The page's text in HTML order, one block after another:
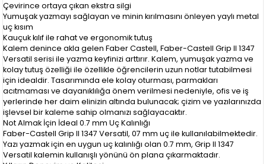
Çevirince ortaya çıkan ekstra silgi
Yumuşak yazmayı sağlayan ve minin kırılmasını önleyen yaylı metal
uç kısım
Kauçuk kılıf ile rahat ve ergonomik tutuş
Kalem denince akla gelen Faber Castell, Faber-Castell Grip II 1347
Versatil serisi ile yazma keyfinizi arttırır. Kalem, yumuşak yazma ve
kolay tutuş özelliği ile özellikle öğrencilerin uzun notlar tutabilmesi
için idealdir. Tasarımında ele kolay oturması, parmakları
acıtmaması ve dayanıklılığa önem verilmesi nedeniyle, ofis ve iş
yerlerinde her daim elinizin altında bulunacak; çizim ve yazılarınızda
işlevsel bir kaleme sahip olmanızı sağlayacaktır.
Not Almak İçin İdeal 0.7 mm Uç Kalınlığı
Faber-Castell Grip II 1347 Versatil, 07 mm uç ile kullanılabilmektedir.
Yazı yazmak için en uygun uç kalınlığı olan 0.7 mm, Grip II 1347
Versatil kalemin kullanışlı yönünü ön plana çıkarmaktadır.